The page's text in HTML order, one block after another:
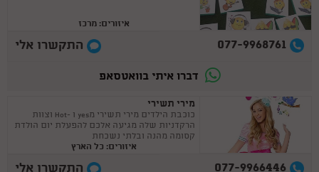
איזורים: מרכז
077-9968761 התקשרו אלי
דברו איתי בוואטסאפ
מירי תשירי
כוכבת הילדים מירי תשירי מyes ו -Hot וצוות
הרקדניות שלה מגיעה אלכם להפעלת יום הולדת
קסומה מהנה ובלתי נשכחת
איזורים: כל הארץ
077-9966446 התקשרו אלי
יום הולדת 27/03
חגגתי לבן שלי יום הולדת 6 הייתה הפעלה מדהימה חוויתית ברמות הבן
שלי הרגיש מלך ביום הולדת ממליצה מאוד